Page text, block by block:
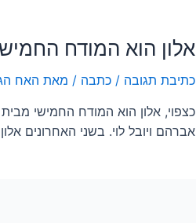
אלון הוא המודח
כתיבת תגובה / כתבה / מאת האח
כצפוי, אלון הוא המודח החמישי
אברהם ויובל לוי. בשני האחרונים